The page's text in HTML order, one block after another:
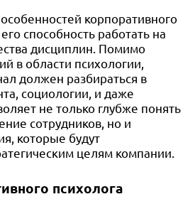
корпоративного
способность работать на
дисциплин. Помимо
в области психологии,
должен разбираться в
социологии, и даже
не только глубже понять
сотрудников, но и
которые будут
целям компании.
психолога